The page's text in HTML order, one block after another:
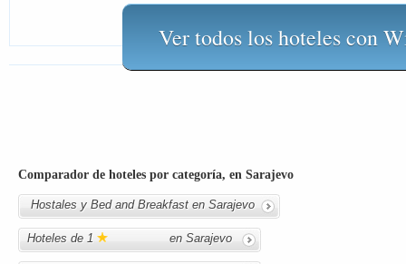
Ver todos los hoteles con
Comparador de hoteles por categoría, en Sarajevo
Hostales y Bed and Breakfast en Sarajevo
Hoteles de 1 en Sarajevo